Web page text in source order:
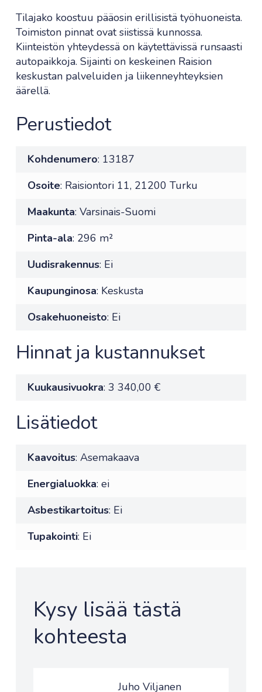
Tilajako koostuu pääosin erillisistä työhuoneista.
Toimiston pinnat ovat siistissä kunnossa.
Kiinteistön yhteydessä on käytettävissä runsaasti
autopaikkoja. Sijainti on keskeinen Raision
keskustan palveluiden ja liikenneyhteyksien
äärellä.
Perustiedot
Kohdenumero: 13187
Osoite: Raisiontori 11, 21200 Turku
Maakunta: Varsinais-Suomi
Pinta-ala: 296 m²
Uudisrakennus: Ei
Kaupunginosa: Keskusta
Osakehuoneisto: Ei
Hinnat ja kustannukset
Kuukausivuokra: 3 340,00 €
Lisätiedot
Kaavoitus: Asemakaava
Energialuokka: ei
Asbestikartoitus: Ei
Tupakointi: Ei
Kysy lisää tästä
kohteesta
Juho Viljanen